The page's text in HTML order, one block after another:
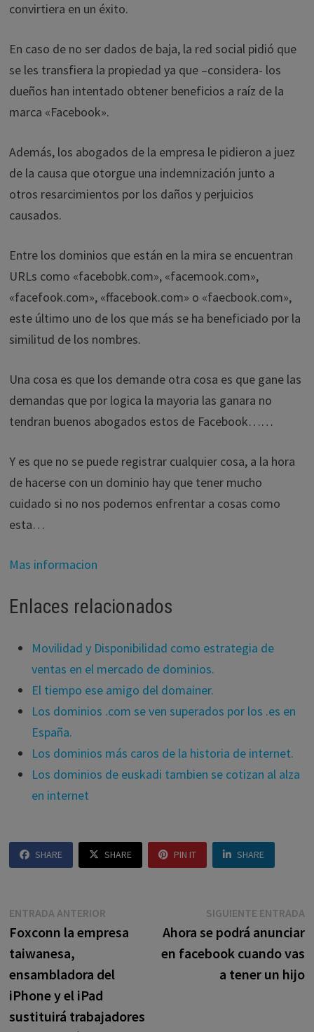
convirtiera en un éxito.
En caso de no ser dados de baja, la red social pidió que
se les transfiera la propiedad ya que –considera- los
dueños han intentado obtener beneficios a raíz de la
marca «Facebook».
Además, los abogados de la empresa le pidieron a juez
de la causa que otorgue una indemnización junto a
otros resarcimientos por los daños y perjuicios
causados.
Entre los dominios que están en la mira se encuentran
URLs como «facebobk.com», «facemook.com»,
«facefook.com», «ffacebook.com» o «faecbook.com»,
este último uno de los que más se ha beneficiado por la
similitud de los nombres.
Una cosa es que los demande otra cosa es que gane las
demandas que por logica la mayoria las ganara no
tendran buenos abogados estos de Facebook……
Y es que no se puede registrar cualquier cosa, a la hora
de hacerse con un dominio hay que tener mucho
cuidado si no nos podemos enfrentar a cosas como
esta…
Mas informacion
Enlaces relacionados
Movilidad y Disponibilidad como estrategia de
ventas en el mercado de dominios.
El tiempo ese amigo del domainer.
Los dominios .com se ven superados por los .es en
España.
Los dominios más caros de la historia de internet.
Los dominios de euskadi tambien se cotizan al alza
en internet
SHARE SHARE PIN IT SHARE
Navegación
de
entradas
ENTRADA ANTERIOREntrada
anterior:
Foxconn la empresa
taiwanesa,
ensambladora del
iPhone y el iPad
sustituirá trabajadores
SIGUIENTE ENTRADA
Ahora se podrá anunciar
en facebook cuando vas
a tener un hijo